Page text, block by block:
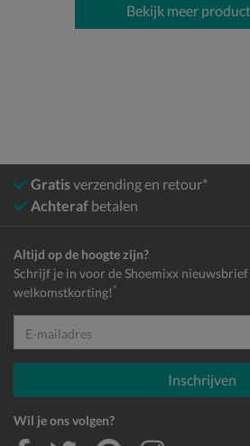
Bekijk meer
Gratisverzending en retour*
Achteraf betalen
Altijd op de hoogte zijn?
Schrijf je in voor de Shoemixx nieuwsbrief
welkomstkorting! *
E-mailadres
Inschrijven
Wil je ons volgen?